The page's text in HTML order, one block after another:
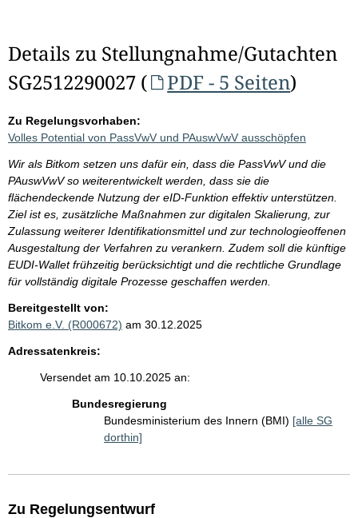
Details zu Stellungnahme/Gutachten
SG2512290027 (
PDF - 5 Seiten)
Zu Regelungsvorhaben:
Volles Potential von PassVwV und PAuswVwV ausschöpfen
Wir als Bitkom setzen uns dafür ein, dass die PassVwV und die
PAuswVwV so weiterentwickelt werden, dass sie die
flächendeckende Nutzung der eID-Funktion effektiv unterstützen.
Ziel ist es, zusätzliche Maßnahmen zur digitalen Skalierung, zur
Zulassung weiterer Identifikationsmittel und zur technologieoffenen
Ausgestaltung der Verfahren zu verankern. Zudem soll die künftige
EUDI-Wallet frühzeitig berücksichtigt und die rechtliche Grundlage
für vollständig digitale Prozesse geschaffen werden.
Bereitgestellt von:
Bitkom e.V. (R000672) am 30.12.2025
Adressatenkreis:
Versendet am 10.10.2025 an:
Bundesregierung
Bundesministerium des Innern (BMI) [alle SG
dorthin]
Zu Regelungsentwurf